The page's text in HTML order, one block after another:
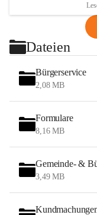
Dateien
Bürgerservice
2,08 MB
Formulare
8,16 MB
Gemeinde- &
3,49 MB